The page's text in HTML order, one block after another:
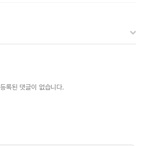
등록된 댓글이 없습니다.